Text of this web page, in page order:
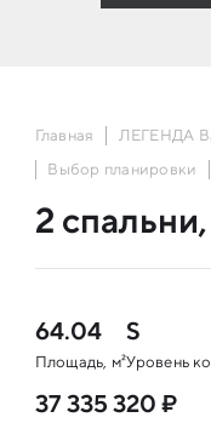
Главная
ЛЕГЕНДА
Выбор планировки
2
64.04
Площадь, м²
S
Уровень
37 335 320 ₽